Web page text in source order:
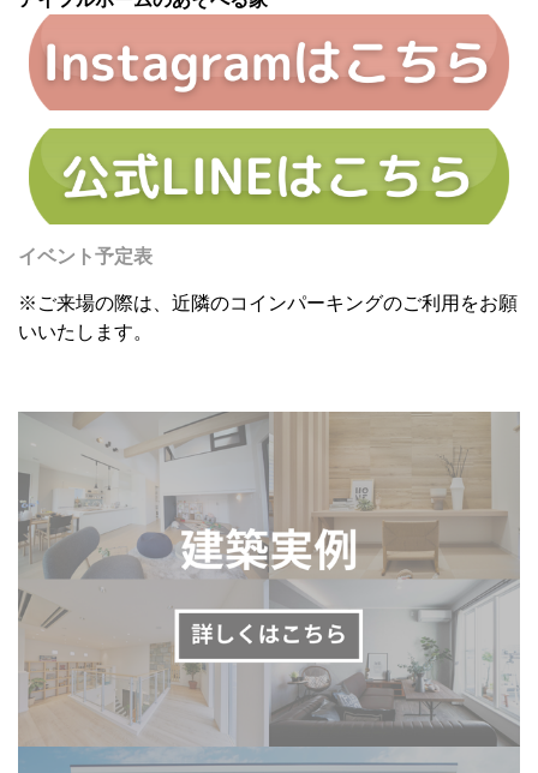
イベント予定表
※ご来場の際は、近隣のコインパーキングのご利用をお願
いいたします。